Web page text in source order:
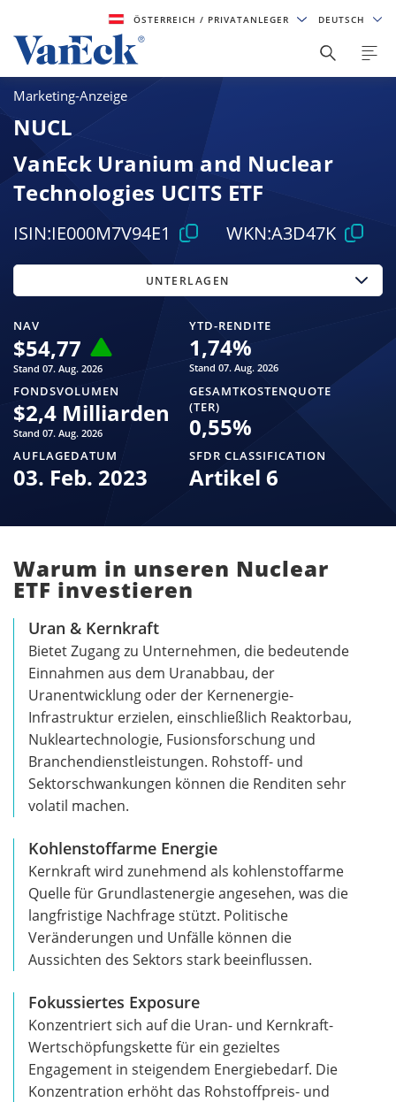
ÖSTERREICH/ PRIVATANLEGER DEUTSCH
Marketing-Anzeige
NUCL
VanEck Uranium and Nuclear
Technologies UCITS ETF
ISIN:IE000M7V94E1 WKN:A3D47K
NAV
$54,77
Stand 07. Aug. 2026
YTD-RENDITE
1,74%
Stand 07. Aug. 2026
FONDSVOLUMEN
$2,4 Milliarden
Stand 07. Aug. 2026
GESAMTKOSTENQUOTE
(TER)
0,55%
AUFLAGEDATUM
03. Feb. 2023
SFDR CLASSIFICATION
Artikel 6
UNTERLAGEN
Warum in unseren Nuclear
ETF investieren
Uran & Kernkraft
Bietet Zugang zu Unternehmen, die bedeutende
Einnahmen aus dem Uranabbau, der
Uranentwicklung oder der Kernenergie-
Infrastruktur erzielen, einschließlich Reaktorbau,
Nukleartechnologie, Fusionsforschung und
Branchendienstleistungen. Rohstoff- und
Sektorschwankungen können die Renditen sehr
volatil machen.
Kohlenstoffarme Energie
Kernkraft wird zunehmend als kohlenstoffarme
Quelle für Grundlastenergie angesehen, was die
langfristige Nachfrage stützt. Politische
Veränderungen und Unfälle können die
Aussichten des Sektors stark beeinflussen.
Fokussiertes Exposure
Konzentriert sich auf die Uran- und Kernkraft-
Wertschöpfungskette für ein gezieltes
Engagement in steigendem Energiebedarf. Die
Konzentration erhöht das Rohstoffpreis- und